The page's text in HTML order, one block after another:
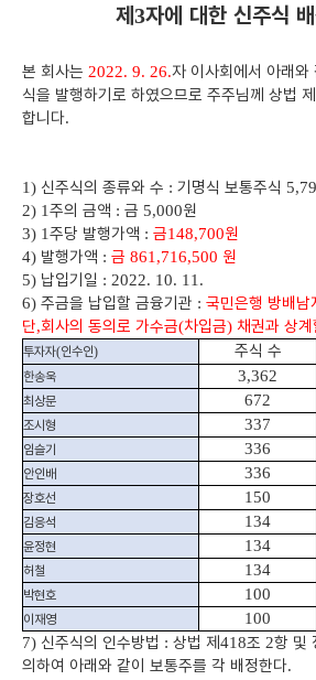
제3자에 대한 신주식
본 회사는 2022. 9. 26.자 이사회에서 아래와
식을 발행하기로 하였으므로 주주님께 상법 제
합니다.
1) 신주식의 종류와 수 : 기명식 보통주식
2) 1주의 금액 : 금 5,000원
3) 1주당 발행가액 : 금148,700원
4) 발행가액 : 금 861,716,500 원
5) 납입기일 : 2022. 10. 11.
6) 주금을 납입할 금융기관 : 국민은행 방배남
단,회사의 동의로 가수금(차입금) 채권과 상
투자자(인수인) 주식 수
한송욱 3,362
최상문 672
조시형 337
임슬기 336
안인배 336
장호선 150
김응석 134
윤정현 134
허철 134
박현호 100
이재영
100
7) 신주식의 인수방법 : 상법 제418조 2항 및
의하여 아래와 같이 보통주를 각 배정한다.